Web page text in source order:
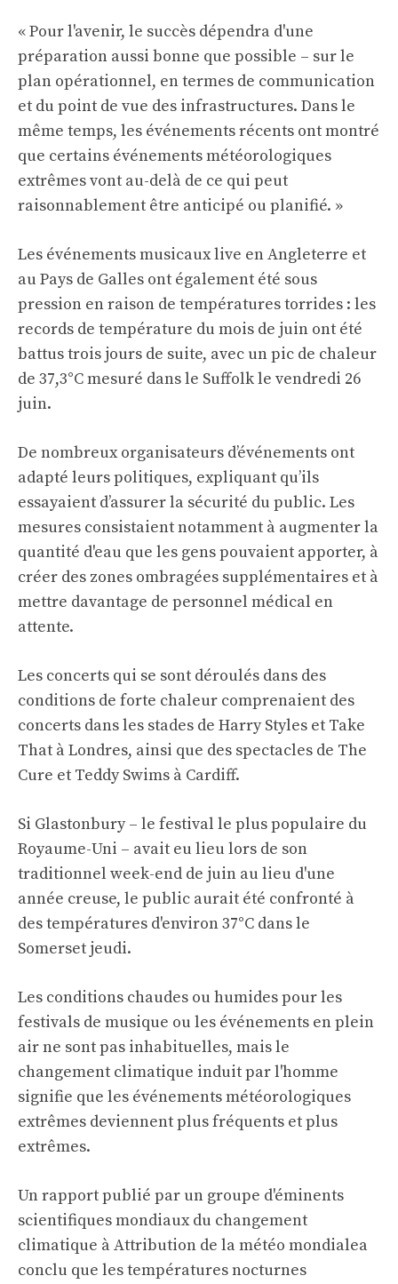
« Pour l'avenir, le succès dépendra d'une
préparation aussi bonne que possible – sur le
plan opérationnel, en termes de communication
et du point de vue des infrastructures. Dans le
même temps, les événements récents ont montré
que certains événements météorologiques
extrêmes vont au-delà de ce qui peut
raisonnablement être anticipé ou planifié. »
Les événements musicaux live en Angleterre et
au Pays de Galles ont également été sous
pression en raison de températures torrides : les
records de température du mois de juin ont été
battus trois jours de suite, avec un pic de chaleur
de 37,3°C mesuré dans le Suffolk le vendredi 26
juin.
De nombreux organisateurs d’événements ont
adapté leurs politiques, expliquant qu’ils
essayaient d’assurer la sécurité du public. Les
mesures consistaient notamment à augmenter la
quantité d'eau que les gens pouvaient apporter, à
créer des zones ombragées supplémentaires et à
mettre davantage de personnel médical en
attente.
Les concerts qui se sont déroulés dans des
conditions de forte chaleur comprenaient des
concerts dans les stades de Harry Styles et Take
That à Londres, ainsi que des spectacles de The
Cure et Teddy Swims à Cardiff.
Si Glastonbury – le festival le plus populaire du
Royaume-Uni – avait eu lieu lors de son
traditionnel week-end de juin au lieu d'une
année creuse, le public aurait été confronté à
des températures d'environ 37°C dans le
Somerset jeudi.
Les conditions chaudes ou humides pour les
festivals de musique ou les événements en plein
air ne sont pas inhabituelles, mais le
changement climatique induit par l'homme
signifie que les événements météorologiques
extrêmes deviennent plus fréquents et plus
extrêmes.
Un rapport publié par un groupe d'éminents
scientifiques mondiaux du changement
climatique àAttribution de la météo mondialea
conclu que les températures nocturnes